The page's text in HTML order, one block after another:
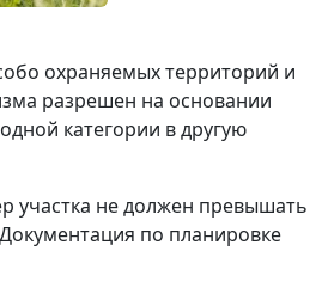
охраняемых территорий и
разрешен на основании
категории в другую
участка не должен превышать
по планировке